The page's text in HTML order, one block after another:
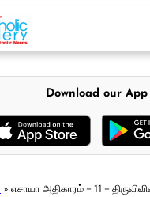
Download our App
» எசாயா அதிகாரம் – 11 –